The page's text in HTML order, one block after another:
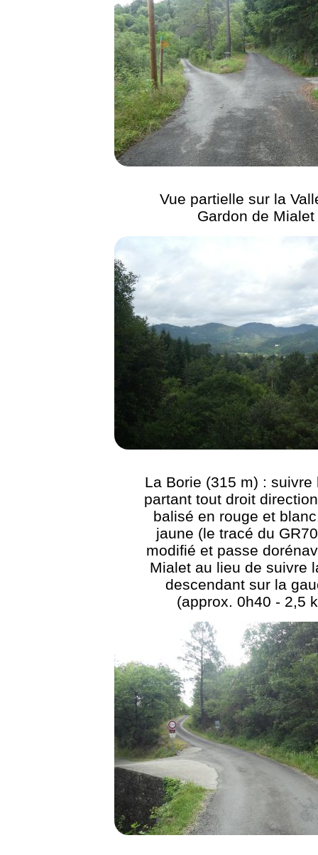
Vue partielle sur la
Gardon de Mialet
La Borie (315 m) : suivre
partant tout droit
balisé en rouge et
jaune (le tracé du
modifié et passe
Mialet au lieu de suivre
descendant sur la
(approx. 0h40 - 2,5